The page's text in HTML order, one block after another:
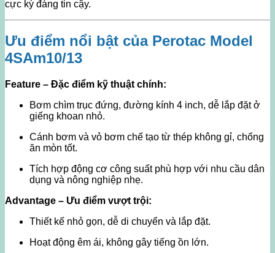
cực kỳ đáng tin cậy.
Ưu điểm nổi bật của Perotac Model
4SAm10/13
Feature – Đặc điểm kỹ thuật chính:
Bơm chìm trục đứng, đường kính 4 inch, dễ lắp đặt ở
giếng khoan nhỏ.
Cánh bơm và vỏ bơm chế tạo từ thép không gỉ, chống
ăn mòn tốt.
Tích hợp động cơ công suất phù hợp với nhu cầu dân
dụng và nông nghiệp nhẹ.
Advantage – Ưu điểm vượt trội:
Thiết kế nhỏ gọn, dễ di chuyển và lắp đặt.
Hoạt động êm ái, không gây tiếng ồn lớn.